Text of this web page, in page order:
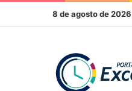
8 de agosto de 2026